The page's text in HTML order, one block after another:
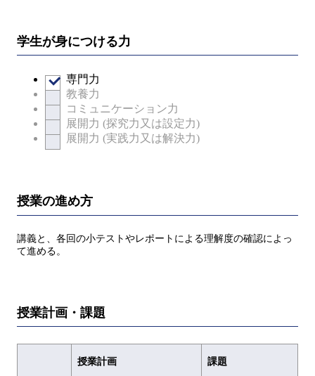
学生が身につける力
専門力
教養力
コミュニケーション力
展開力 (探究力又は設定力)
展開力 (実践力又は解決力)
授業の進め方
講義と、各回の小テストやレポートによる理解度の確認によっ
て進める。
授業計画・課題
授業計画 課題